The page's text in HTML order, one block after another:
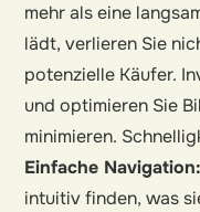
mehr als eine
lädt, verlieren Sie
potenzielle Käufer.
und optimieren Sie
minimieren.
Einfache Navigation:
intuitiv finden, was